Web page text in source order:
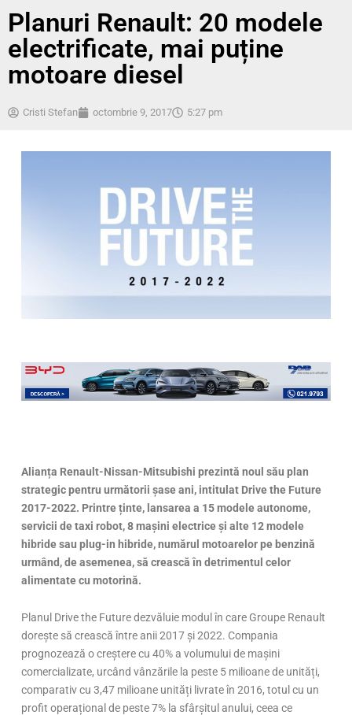
Planuri Renault: 20 modele
electrificate, mai puține
motoare diesel
Cristi Stefan octombrie 9, 2017 5:27 pm
Alianța Renault-Nissan-Mitsubishi prezintă noul său plan
strategic pentru următorii șase ani, intitulat Drive the Future
2017-2022. Printre ținte, lansarea a 15 modele autonome,
servicii de taxi robot, 8 mașini electrice și alte 12 modele
hibride sau plug-in hibride, numărul motoarelor pe benzină
urmând, de asemenea, să crească în detrimentul celor
alimentate cu motorină.
Planul Drive the Future dezvăluie modul în care Groupe Renault
dorește să crească între anii 2017 și 2022. Compania
prognozează o creștere cu 40% a volumului de mașini
comercializate, urcând vânzările la peste 5 milioane de unități,
comparativ cu 3,47 milioane unități livrate în 2016, totul cu un
profit operațional de peste 7% la sfârșitul anului, ceea ce